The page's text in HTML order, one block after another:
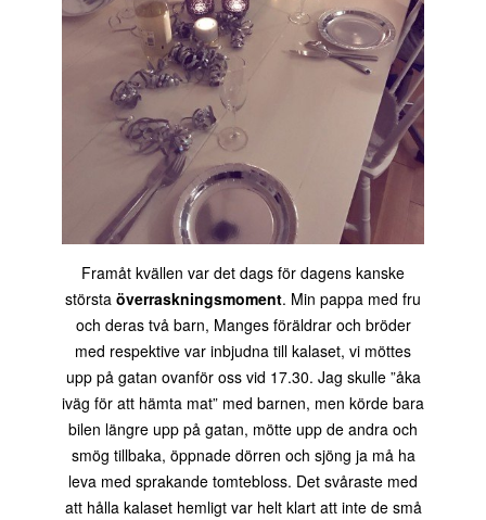
Framåt kvällen var det dags för dagens kanske
största överraskningsmoment. Min pappa med fru
och deras två barn, Manges föräldrar och bröder
med respektive var inbjudna till kalaset, vi möttes
upp på gatan ovanför oss vid 17.30. Jag skulle ”åka
iväg för att hämta mat” med barnen, men körde bara
bilen längre upp på gatan, mötte upp de andra och
smög tillbaka, öppnade dörren och sjöng ja må ha
leva med sprakande tomtebloss. Det svåraste med
att hålla kalaset hemligt var helt klart att inte de små